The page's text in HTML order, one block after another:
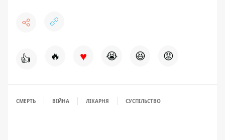
👍 🔥 ♥ 😭 😆 😡
СМЕРТЬ ВІЙНА ЛІКАРНЯ СУСПІЛЬСТВО